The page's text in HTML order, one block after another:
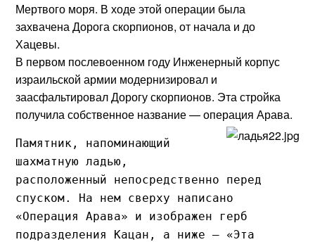
Мертвого моря. В ходе этой операции была
захвачена Дорога скорпионов, от начала и до
Хацевы.
В первом послевоенном году Инженерный корпус
израильской армии модернизировал и
заасфальтировал Дорогу скорпионов. Эта стройка
получила собственное название — операция Арава.
Памятник, напоминающий
шахматную ладью,
расположенный непосредственно перед
спуском. На нем сверху написано
«Операция Арава» и изображен герб
подразделения Кацан, а ниже — «Эта